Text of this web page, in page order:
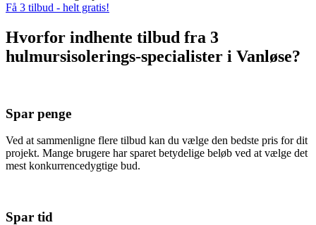
Få 3 tilbud - helt gratis!
Hvorfor indhente tilbud fra 3
hulmursisolerings-specialister i Vanløse?
Spar penge
Ved at sammenligne flere tilbud kan du vælge den bedste pris for dit
projekt. Mange brugere har sparet betydelige beløb ved at vælge det
mest konkurrencedygtige bud.
Spar tid